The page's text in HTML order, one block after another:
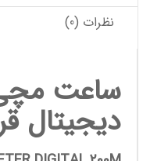
نظرات (0)
ساعت
دیجیتال قرمز